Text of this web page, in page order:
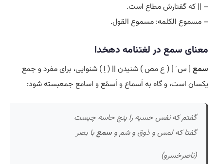
– || که گفتارش مطاع است.
– مسموع الکلمه: مسموع القول.
معنای سمع در لغتنامه دهخدا
سمع [ س َ ] ( ع مص ) شنیدن || ( اِ ) شنوایی، برای مفرد و جمع
یکسان است، و گاه به اَسماع و اَسمُع و اسامع جمعبسته شود:
گفتم که نفس حسیه را پنج حاسه چیست
گفتا که لمس و ذوق و شم وسمعبا بصر
(ناصرخسرو)